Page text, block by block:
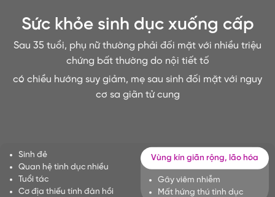
Sức khỏe sinh dục xuống cấp
Sau 35 tuổi, phụ nữ thường phải đối mặt với nhiều triệu
chứng bất thường do nội tiết tố
có chiều hướng suy giảm, mẹ sau sinh đối mặt với nguy
cơ sa giãn tử cung
Sinh đẻ
Quan hệ tình dục nhiều
Tuổi tác
Cơ địa thiếu tính đàn hồi
Vùng kín giãn rộng, lão hóa
Gây viêm nhiễm
Mất hứng thú tình dục